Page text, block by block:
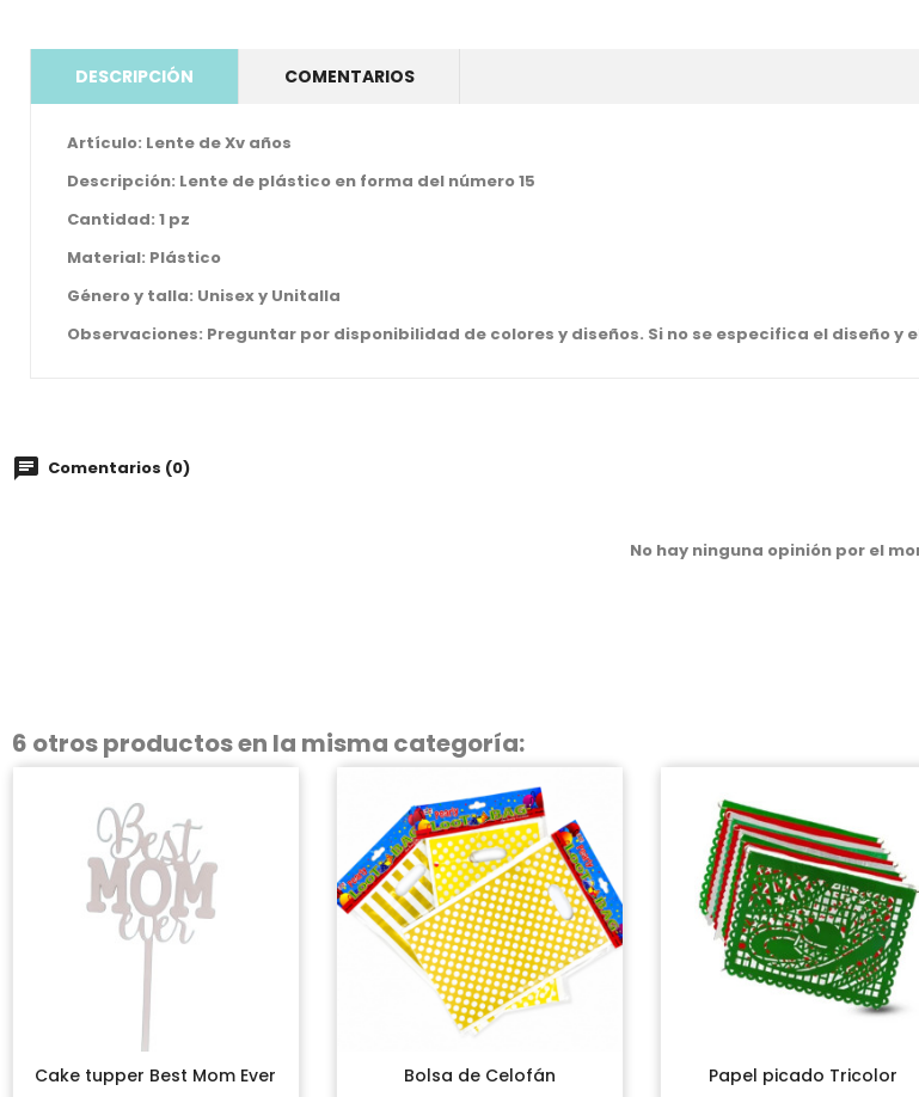
DESCRIPCIÓN COMENTARIOS
Artículo: Lente de Xv años
Descripción: Lente de plástico en forma del número 15
Cantidad: 1 pz
Material: Plástico
Género y talla: Unisex y Unitalla
Observaciones: Preguntar por disponibilidad de colores y diseños. Si no se especifica el diseño
Comentarios (0)
No hay ninguna opinión por el
6 otros productos en la misma categoría:
Cake tupper Best Mom Ever Bolsa de Celofán Papel picado Tricolor